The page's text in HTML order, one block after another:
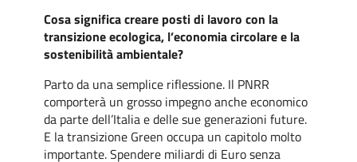
Cosa significa creare posti di lavoro con la
transizione ecologica, l’economia circolare e la
sostenibilità ambientale?
Parto da una semplice riflessione. Il PNRR
comporterà un grosso impegno anche economico
da parte dell’Italia e delle sue generazioni future.
E la transizione Green occupa un capitolo molto
importante. Spendere miliardi di Euro senza